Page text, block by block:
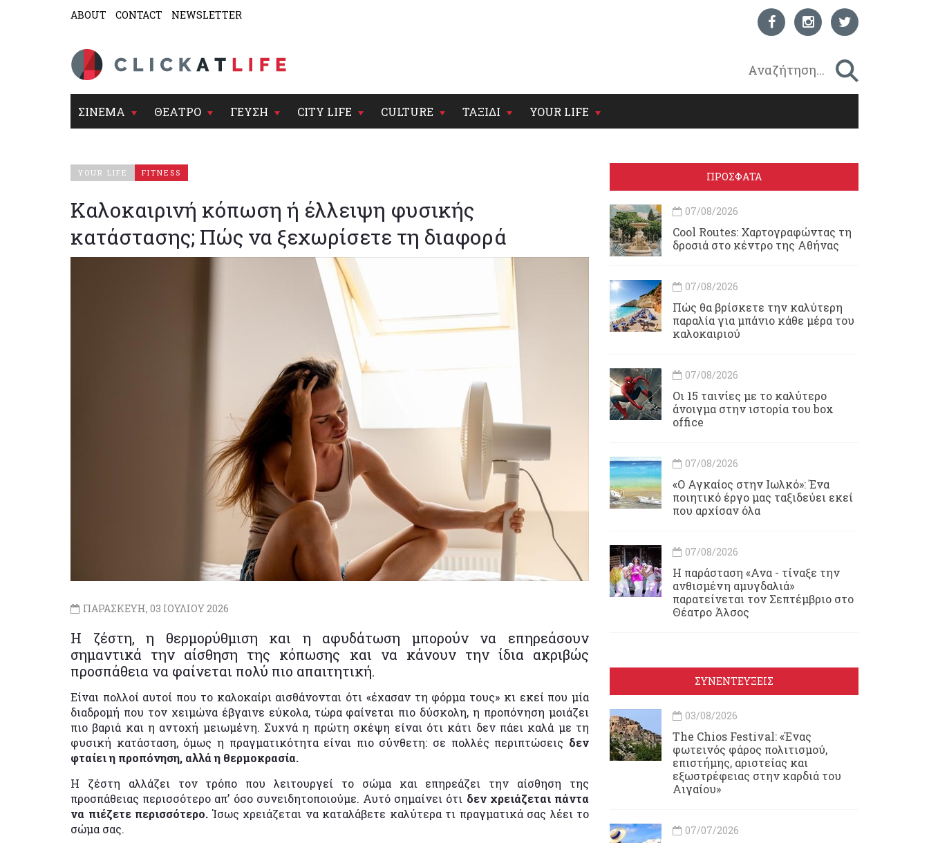
ABOUT CONTACT NEWSLETTER
ΣΙΝΕΜΑ ΘΕΑΤΡΟ ΓΕΥΣΗ CITY LIFE CULTURE ΤΑΞΙΔΙ YOUR LIFE
YOUR LIFE FITNESS
Καλοκαιρινή κόπωση ή έλλειψη φυσικής
κατάστασης; Πώς να ξεχωρίσετε τη διαφορά
ΠΑΡΑΣΚΕΥΗ, 03 ΙΟΥΛΙΟΥ 2026
Η ζέστη, η θερμορύθμιση και η αφυδάτωση μπορούν να επηρεάσουν
σημαντικά την αίσθηση της κόπωσης και να κάνουν την ίδια ακριβώς
προσπάθεια να φαίνεται πολύ πιο απαιτητική.
Είναι πολλοί αυτοί που το καλοκαίρι αισθάνονται ότι «έχασαν τη φόρμα τους» κι εκεί που μία
διαδρομή που τον χειμώνα έβγαινε εύκολα, τώρα φαίνεται πιο δύσκολη, η προπόνηση μοιάζει
πιο βαριά και η αντοχή μειωμένη. Συχνά η πρώτη σκέψη είναι ότι κάτι δεν πάει καλά με τη
φυσική κατάσταση, όμως η πραγματικότητα είναι πιο σύνθετη: σε πολλές περιπτώσεις δεν
φταίει η προπόνηση, αλλά η θερμοκρασία.
Η ζέστη αλλάζει τον τρόπο που λειτουργεί το σώμα και επηρεάζει την αίσθηση της
προσπάθειας περισσότερο απ’ όσο συνειδητοποιούμε. Αυτό σημαίνει ότι δεν χρειάζεται πάντα
να πιέζετε περισσότερο. Ίσως χρειάζεται να καταλάβετε καλύτερα τι πραγματικά σας λέει το
σώμα σας.
ΠΡΟΣΦΑΤΑ
07/08/2026
Cool Routes: Χαρτογραφώντας τη
δροσιά στο κέντρο της Αθήνας
07/08/2026
Πώς θα βρίσκετε την καλύτερη
παραλία για μπάνιο κάθε μέρα του
καλοκαιριού
07/08/2026
Οι 15 ταινίες με το καλύτερο
άνοιγμα στην ιστορία του box
office
07/08/2026
«Ο Αγκαίος στην Ιωλκό»: Ένα
ποιητικό έργο μας ταξιδεύει εκεί
που αρχίσαν όλα
07/08/2026
Η παράσταση «Ανα - τίναξε την
ανθισμένη αμυγδαλιά»
παρατείνεται τον Σεπτέμβριο στο
Θέατρο Άλσος
ΣΥΝΕΝΤΕΥΞΕΙΣ
03/08/2026
Τhe Chios Festival: «Ένας
φωτεινός φάρος πολιτισμού,
επιστήμης, αριστείας και
εξωστρέφειας στην καρδιά του
Αιγαίου»
07/07/2026